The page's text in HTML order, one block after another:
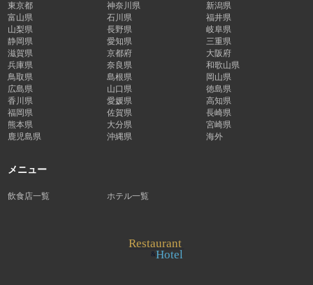
東京都
神奈川県
新潟県
富山県
石川県
福井県
山梨県
長野県
岐阜県
静岡県
愛知県
三重県
滋賀県
京都府
大阪府
兵庫県
奈良県
和歌山県
鳥取県
島根県
岡山県
広島県
山口県
徳島県
香川県
愛媛県
高知県
福岡県
佐賀県
長崎県
熊本県
大分県
宮崎県
鹿児島県
沖縄県 海外
メニュー
飲食店一覧 ホテル一覧